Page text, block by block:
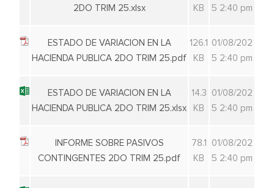
2DO TRIM 25.xlsx
KB
5 2:40 pm
ESTADO DE VARIACION EN LA
HACIENDA PUBLICA 2DO TRIM 25.pdf
126.1
KB
01/08/202
5 2:40 pm
ESTADO DE VARIACION EN LA
HACIENDA PUBLICA 2DO TRIM 25.xlsx
14.3
KB
01/08/202
5 2:40 pm
INFORME SOBRE PASIVOS
CONTINGENTES 2DO TRIM 25.pdf
78.1
KB
01/08/202
5 2:40 pm